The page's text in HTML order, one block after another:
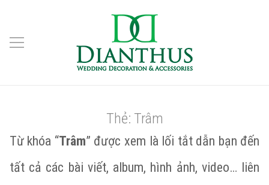
Thẻ: Trâm
Từ khóa “Trâm” được xem là lối tắt dẫn bạn đến
tất cả các bài viết, album, hình ảnh, video… liên